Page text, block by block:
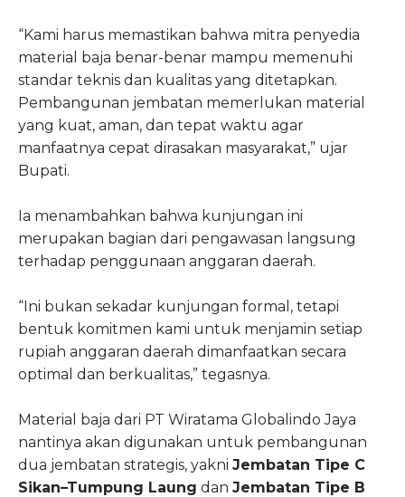
“Kami harus memastikan bahwa mitra penyedia
material baja benar-benar mampu memenuhi
standar teknis dan kualitas yang ditetapkan.
Pembangunan jembatan memerlukan material
yang kuat, aman, dan tepat waktu agar
manfaatnya cepat dirasakan masyarakat,” ujar
Bupati.
Ia menambahkan bahwa kunjungan ini
merupakan bagian dari pengawasan langsung
terhadap penggunaan anggaran daerah.
“Ini bukan sekadar kunjungan formal, tetapi
bentuk komitmen kami untuk menjamin setiap
rupiah anggaran daerah dimanfaatkan secara
optimal dan berkualitas,” tegasnya.
Material baja dari PT Wiratama Globalindo Jaya
nantinya akan digunakan untuk pembangunan
dua jembatan strategis, yakni Jembatan Tipe C
Sikan–Tumpung Laung dan Jembatan Tipe B